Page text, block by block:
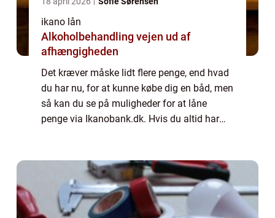
ikano lån
Alkoholbehandling vejen ud af
afhængigheden
Det kræver måske lidt flere penge, end hvad
du har nu, for at kunne købe dig en båd, men
så kan du se på muligheder for at låne
penge via Ikanobank.dk. Hvis du altid har